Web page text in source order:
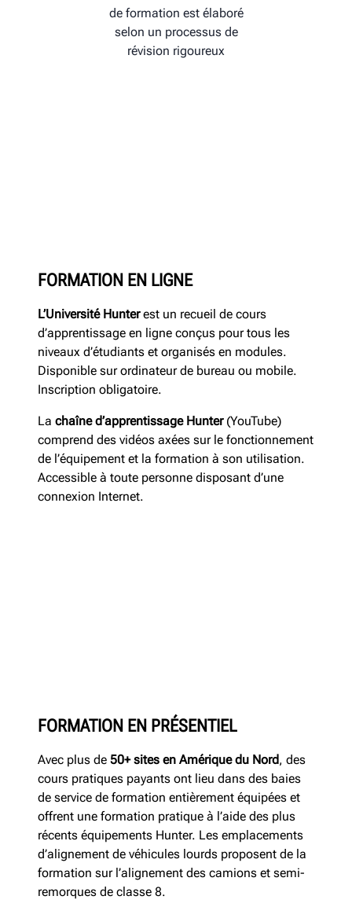
de formation est élaboré
selon un processus de
révision rigoureux
FORMATION EN LIGNE
L’Université Hunterest un recueil de cours
d’apprentissage en ligne conçus pour tous les
niveaux d’étudiants et organisés en modules.
Disponible sur ordinateur de bureau ou mobile.
Inscription obligatoire.
La chaîne d’apprentissage Hunter(YouTube)
comprend des vidéos axées sur le fonctionnement
de l’équipement et la formation à son utilisation.
Accessible à toute personne disposant d’une
connexion Internet.
FORMATION EN PRÉSENTIEL
Avec plus de 50+ sites en Amérique du Nord, des
cours pratiques payants ont lieu dans des baies
de service de formation entièrement équipées et
offrent une formation pratique à l’aide des plus
récents équipements Hunter. Les emplacements
d’alignement de véhicules lourds proposent de la
formation sur l’alignement des camions et semi-
remorques de classe 8.